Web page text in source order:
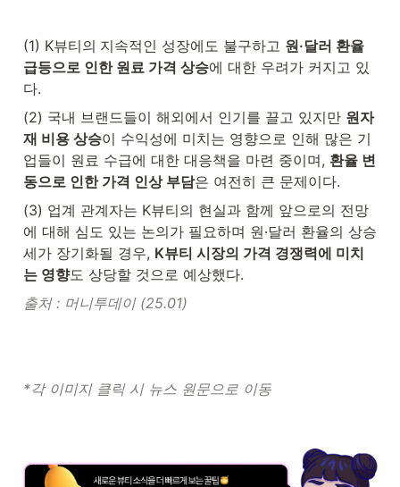
(1) K뷰티의 지속적인 성장에도 불구하고 원·달러 환율
급등으로 인한 원료 가격 상승에 대한 우려가 커지고 있
다.
(2) 국내 브랜드들이 해외에서 인기를 끌고 있지만 원자
재 비용 상승이 수익성에 미치는 영향으로 인해 많은 기
업들이 원료 수급에 대한 대응책을 마련 중이며, 환율 변
동으로 인한 가격 인상 부담은 여전히 큰 문제이다.
(3) 업계 관계자는 K뷰티의 현실과 함께 앞으로의 전망
에 대해 심도 있는 논의가 필요하며 원·달러 환율의 상승
세가 장기화될 경우, K뷰티 시장의 가격 경쟁력에 미치
는 영향도 상당할 것으로 예상했다.
출처 : 머니투데이 (25.01)
*각 이미지 클릭 시 뉴스 원문으로 이동